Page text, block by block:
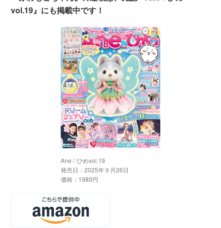
vol.19』にも掲載中です！
Ane♡ひめvol.19
発売日：2025年９月26日
価格：1980円